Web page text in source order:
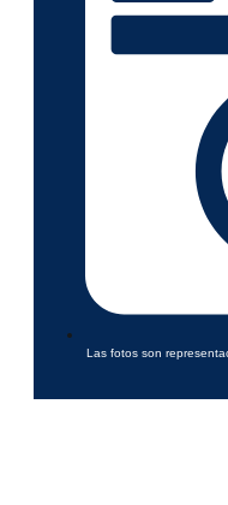
Las fotos son